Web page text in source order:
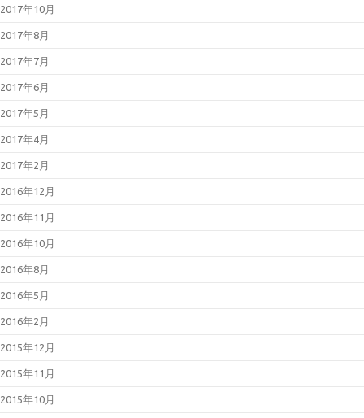
2017年10月
2017年8月
2017年7月
2017年6月
2017年5月
2017年4月
2017年2月
2016年12月
2016年11月
2016年10月
2016年8月
2016年5月
2016年2月
2015年12月
2015年11月
2015年10月